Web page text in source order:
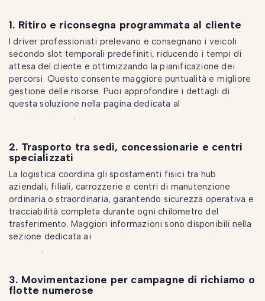
1. Ritiro e riconsegna programmata al cliente
I driver professionisti prelevano e consegnano i veicoli
secondo slot temporali predefiniti, riducendo i tempi di
attesa del cliente e ottimizzando la pianificazione dei
percorsi. Questo consente maggiore puntualità e migliore
gestione delle risorse. Puoi approfondire i dettagli di
questa soluzione nella pagina dedicata al
.
2. Trasporto tra sedi, concessionarie e centri
specializzati
La logistica coordina gli spostamenti fisici tra hub
aziendali, filiali, carrozzerie e centri di manutenzione
ordinaria o straordinaria, garantendo sicurezza operativa e
tracciabilità completa durante ogni chilometro del
trasferimento. Maggiori informazioni sono disponibili nella
sezione dedicata ai
.
3. Movimentazione per campagne di richiamo o
flotte numerose